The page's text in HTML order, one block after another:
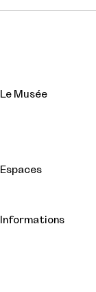
Le Musée
Espaces
Informations